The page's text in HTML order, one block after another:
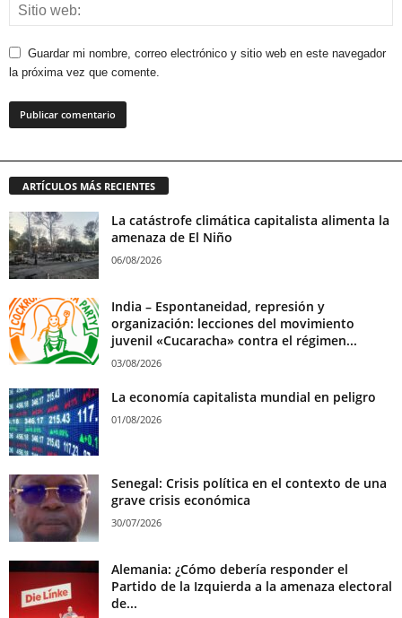
Guardar mi nombre, correo electrónico y sitio web en este navegador
la próxima vez que comente.
ARTÍCULOS MÁS RECIENTES
La catástrofe climática capitalista alimenta la
amenaza de El Niño
06/08/2026
India – Espontaneidad, represión y
organización: lecciones del movimiento
juvenil «Cucaracha» contra el régimen...
03/08/2026
La economía capitalista mundial en peligro
01/08/2026
Senegal: Crisis política en el contexto de una
grave crisis económica
30/07/2026
Alemania: ¿Cómo debería responder el
Partido de la Izquierda a la amenaza electoral
de...